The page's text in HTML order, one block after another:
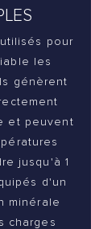
pour
les
génèrent
et peuvent
jusqu'à 1
d'un
minérale
charges